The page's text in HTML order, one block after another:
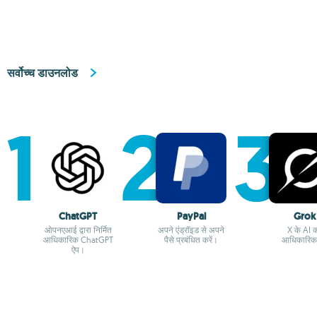
सर्वोच्च डाउनलोड
ChatGPT
ओपनएआई द्वारा निर्मित
आधिकारिक ChatGPT
ऐप।
PayPal
अपने एंड्रॉइड से अपने
पैसे प्रबंधित करें।
Grok
X के AI